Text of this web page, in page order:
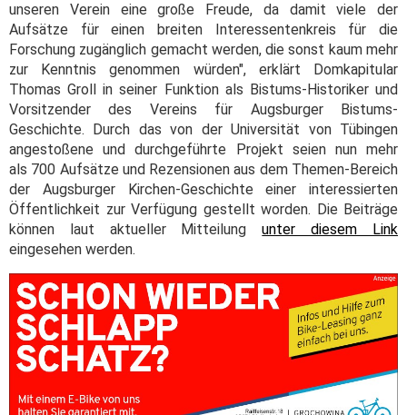
unseren Verein eine große Freude, da damit viele der
Aufsätze für einen breiten Interessentenkreis für die
Forschung zugänglich gemacht werden, die sonst kaum mehr
zur Kenntnis genommen würden", erklärt Domkapitular
Thomas Groll in seiner Funktion als Bistums-Historiker und
Vorsitzender des Vereins für Augsburger Bistums-
Geschichte. Durch das von der Universität von Tübingen
angestoßene und durchgeführte Projekt seien nun mehr
als 700 Aufsätze und Rezensionen aus dem Themen-Bereich
der Augsburger Kirchen-Geschichte einer interessierten
Öffentlichkeit zur Verfügung gestellt worden. Die Beiträge
können laut aktueller Mitteilungunter diesem Link
eingesehen werden.